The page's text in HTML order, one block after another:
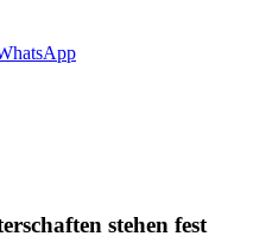
stehen fest